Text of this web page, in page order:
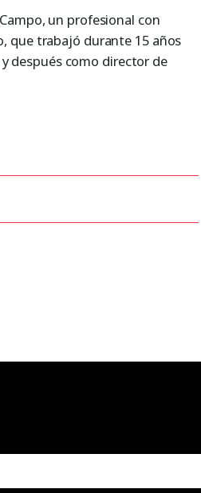
un profesional con
que trabajó durante 15 años
después como director de